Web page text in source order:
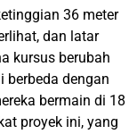
36 meter
dan latar
kursus berubah
berbeda dengan
bermain di 18
proyek ini, yang